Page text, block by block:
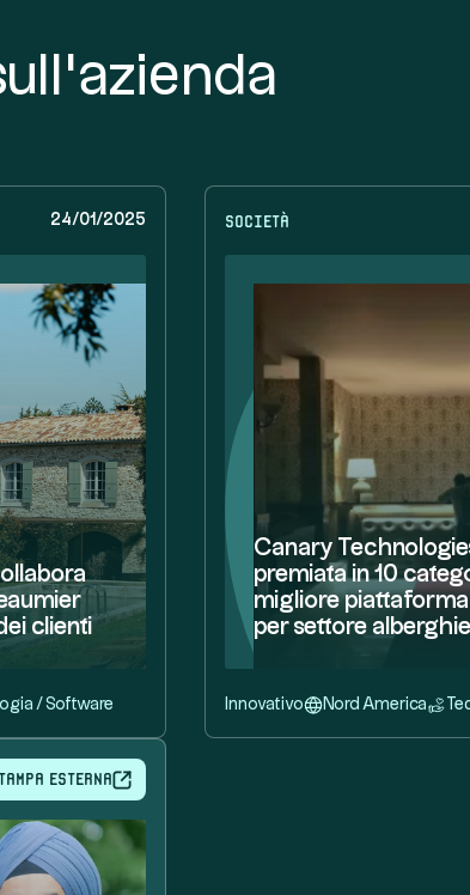
24/01/2025
clienti
/ Software
Società
Canary
premiata in 10
migliore
per settore
Innovativo Nord America
esterna